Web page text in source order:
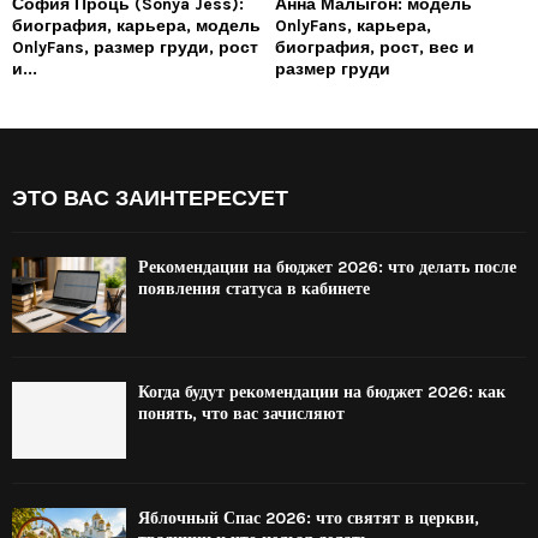
София Проць (Sonya Jess):
биография, карьера, модель
OnlyFans, размер груди, рост
и...
Анна Малыгон: модель
OnlyFans, карьера,
биография, рост, вес и
размер груди
ЭТО ВАС ЗАИНТЕРЕСУЕТ
Рекомендации на бюджет 2026: что делать после
появления статуса в кабинете
Когда будут рекомендации на бюджет 2026: как
понять, что вас зачисляют
Яблочный Спас 2026: что святят в церкви,